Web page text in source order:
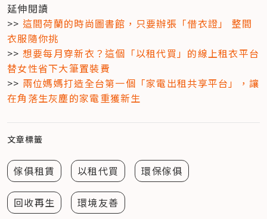
延伸閱讀
>> 這間荷蘭的時尚圖書館，只要辦張「借衣證」 整間
衣服隨你挑
>> 想要每月穿新衣？這個「以租代買」的線上租衣平台
替女性省下大筆置裝費
>> 兩位媽媽打造全台第一個「家電出租共享平台」，讓
在角落生灰塵的家電重獲新生
文章標籤
傢俱租賃 以租代買 環保傢俱
回收再生 環境友善